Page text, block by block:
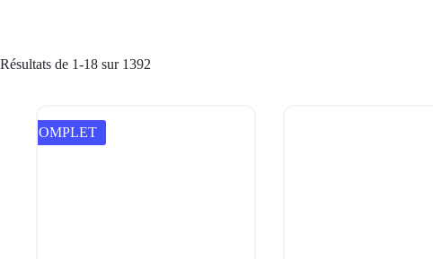
Résultats de 1-18 sur 1392
COMPLET